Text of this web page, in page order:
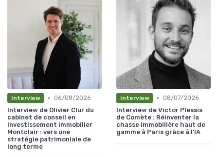
Interview • 06/08/2026
Interview de Olivier Clur du
cabinet de conseil en
investissement immobilier
Montclair : vers une
stratégie patrimoniale de
long terme
Interview • 08/07/2026
Interview de Victor Plessis
de Comète : Réinventer la
chasse immobilière haut de
gamme à Paris grâce à l’IA